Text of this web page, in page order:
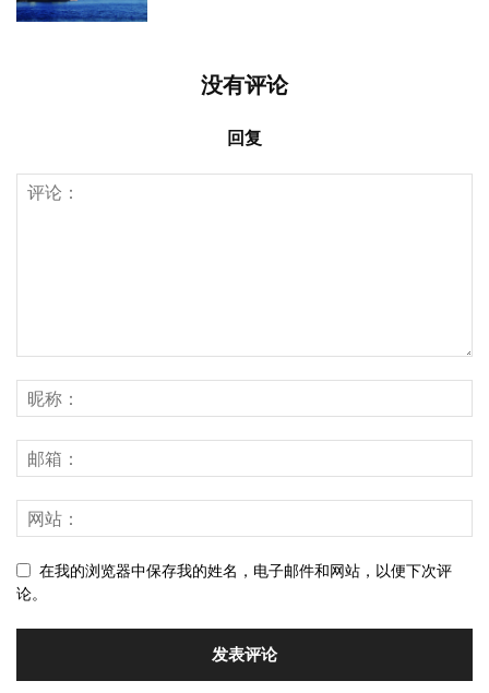
没有评论
回复
在我的浏览器中保存我的姓名，电子邮件和网站，以便下次评
论。